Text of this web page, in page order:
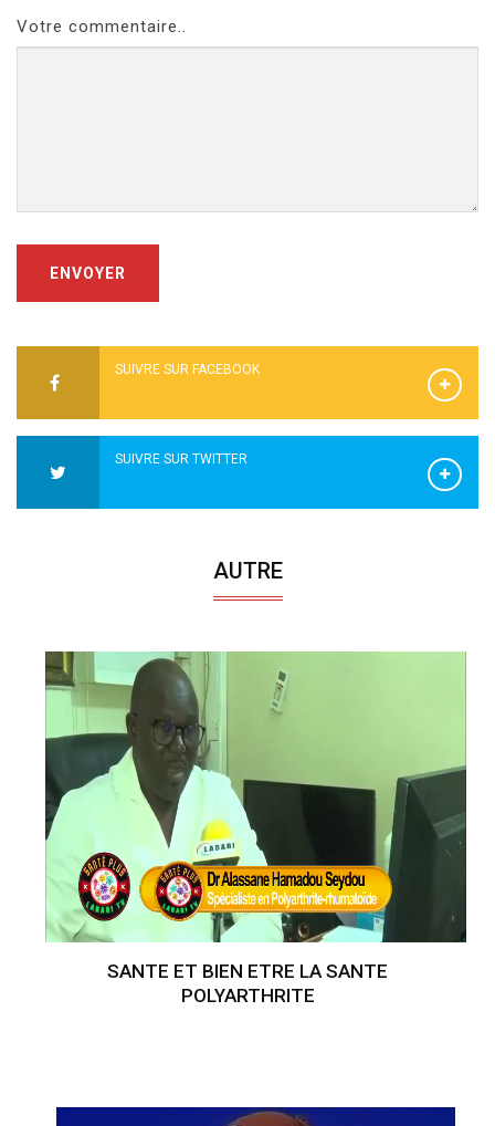
Votre commentaire..
ENVOYER
SUIVRE SUR FACEBOOK
SUIVRE SUR TWITTER
AUTRE
SANTE ET BIEN ETRE LA SANTE
POLYARTHRITE